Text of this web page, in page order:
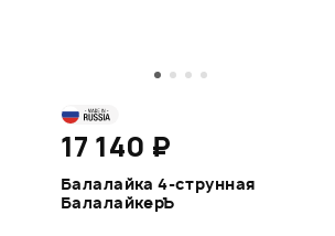
17 140 ₽
Балалайка 4-струнная
БалалайкерЪ